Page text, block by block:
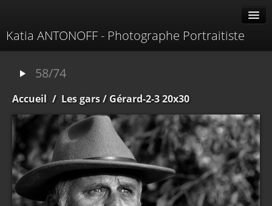
Katia ANTONOFF - Photographe Portraitiste
Contacter
58/74
Accueil / Les gars/ Gérard-2-3 20x30